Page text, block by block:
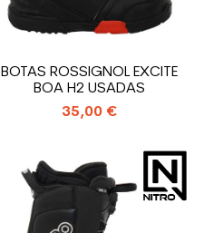
BOTAS ROSSIGNOL EXCITE
BOA H2 USADAS
35,00 €